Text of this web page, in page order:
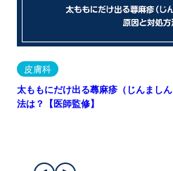
皮膚科
太ももにだけ出る蕁麻疹（じんまし
法は？【医師監修】